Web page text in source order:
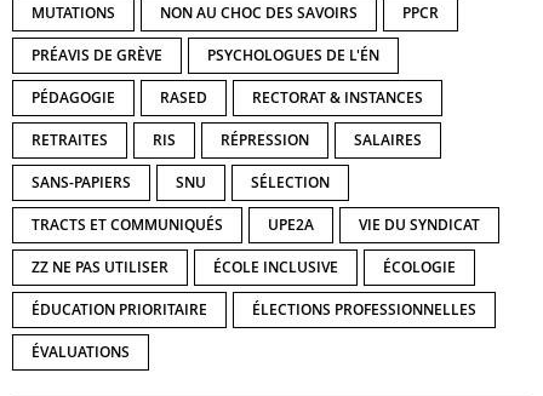
MUTATIONS NON AU CHOC DES SAVOIRS PPCR
PRÉAVIS DE GRÈVE PSYCHOLOGUES DE L'ÉN
PÉDAGOGIE RASED RECTORAT & INSTANCES
RETRAITES RIS RÉPRESSION SALAIRES
SANS-PAPIERS SNU SÉLECTION
TRACTS ET COMMUNIQUÉS UPE2A VIE DU SYNDICAT
ZZ NE PAS UTILISER ÉCOLE INCLUSIVE ÉCOLOGIE
ÉDUCATION PRIORITAIRE ÉLECTIONS PROFESSIONNELLES
ÉVALUATIONS